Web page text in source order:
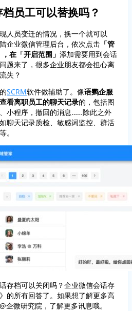
员工可以替换吗？
人员变迁的情况，换一个就可以
企业微信管理后台，依次点击 「管
在「开启范围」 添加需要用到会话
题来了，很多企业朋友都会担心离
失？
SCRM软件做辅助了。像语鹦企服
看离职员工的聊天记录的，包括图
小程序，撤回的消息……除此之外
聊天记录质检、敏感词监控、群活
。
存档可以关闭吗？企业微信会话存
的所有回答了。如果想了解更多高
企微研究院，了解更多讯息哦。